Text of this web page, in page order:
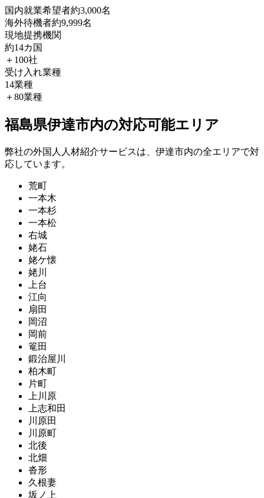
国内就業希望者約3,000名
海外待機者約9,999名
現地提携機関
約14カ国
＋100社
受け入れ業種
14業種
＋80業種
福島県伊達市内の対応可能エリア
弊社の外国人人材紹介サービスは、伊達市内の全エリアで対
応しています。
荒町
一本木
一本杉
一本松
右城
姥石
姥ケ懐
姥川
上台
江向
扇田
岡沼
岡前
篭田
鍛治屋川
柏木町
片町
上川原
上志和田
川原田
川原町
北後
北畑
沓形
久根妻
坂ノ上